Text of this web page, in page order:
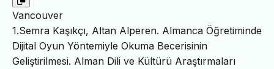
Vancouver
1.Semra Kaşıkçı, Altan Alperen. Almanca Öğretiminde
Dijital Oyun Yöntemiyle Okuma Becerisinin
Geliştirilmesi. Alman Dili ve Kültürü Araştırmaları